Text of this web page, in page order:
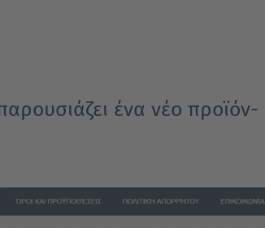
ένα νέο προϊόν-